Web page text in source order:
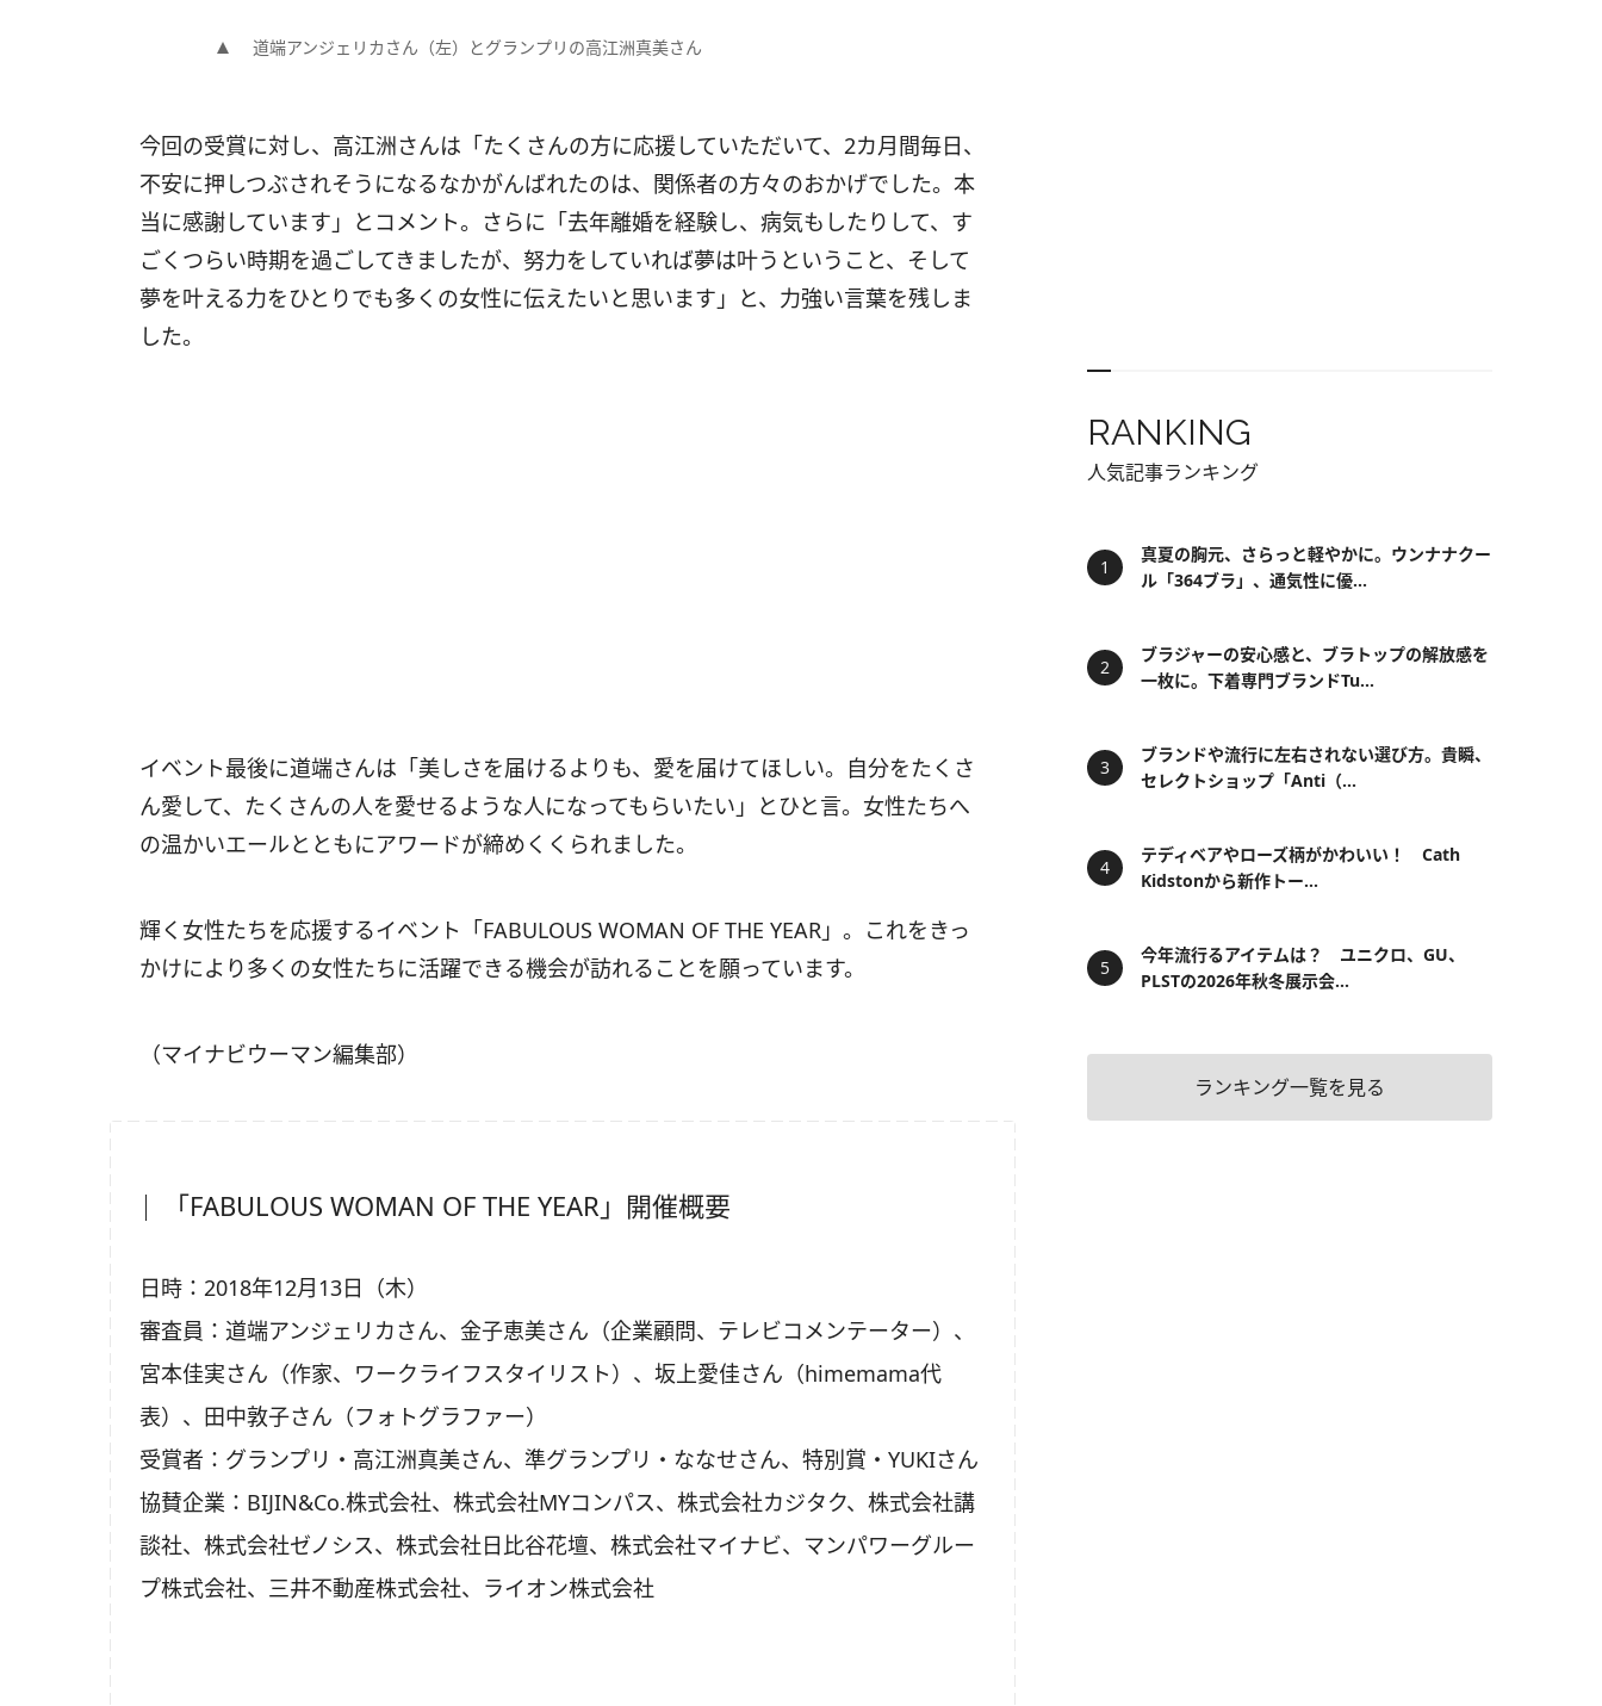
道端アンジェリカさん（左）とグランプリの高江洲真美さん
今回の受賞に対し、高江洲さんは「たくさんの方に応援していただいて、2カ月間毎日、
不安に押しつぶされそうになるなかがんばれたのは、関係者の方々のおかげでした。本
当に感謝しています」とコメント。さらに「去年離婚を経験し、病気もしたりして、す
ごくつらい時期を過ごしてきましたが、努力をしていれば夢は叶うということ、そして
夢を叶える力をひとりでも多くの女性に伝えたいと思います」と、力強い言葉を残しま
した。
イベント最後に道端さんは「美しさを届けるよりも、愛を届けてほしい。自分をたくさ
ん愛して、たくさんの人を愛せるような人になってもらいたい」とひと言。女性たちへ
の温かいエールとともにアワードが締めくくられました。
輝く女性たちを応援するイベント「FABULOUS WOMAN OF THE YEAR」。これをきっ
かけにより多くの女性たちに活躍できる機会が訪れることを願っています。
（マイナビウーマン編集部）
「FABULOUS WOMAN OF THE YEAR」開催概要
日時：2018年12月13日（木）
審査員：道端アンジェリカさん、金子恵美さん（企業顧問、テレビコメンテーター）、
宮本佳実さん（作家、ワークライフスタイリスト）、坂上愛佳さん（himemama代
表）、田中敦子さん（フォトグラファー）
受賞者：グランプリ・高江洲真美さん、準グランプリ・ななせさん、特別賞・YUKIさん
協賛企業：BIJIN&Co.株式会社、株式会社MYコンパス、株式会社カジタク、株式会社講
談社、株式会社ゼノシス、株式会社日比谷花壇、株式会社マイナビ、マンパワーグルー
プ株式会社、三井不動産株式会社、ライオン株式会社
RANKING
人気記事ランキング
真夏の胸元、さらっと軽やかに。ウンナナクー
ル「364ブラ」、通気性に優...
ブラジャーの安心感と、ブラトップの解放感を
一枚に。下着専門ブランドTu...
ブランドや流行に左右されない選び方。貴瞬、
セレクトショップ「Anti（...
テディベアやローズ柄がかわいい！ Cath
Kidstonから新作トー...
今年流行るアイテムは？ ユニクロ、GU、
PLSTの2026年秋冬展示会...
ランキング一覧を見る